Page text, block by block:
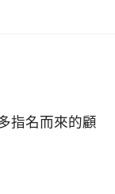
指名而來的顧